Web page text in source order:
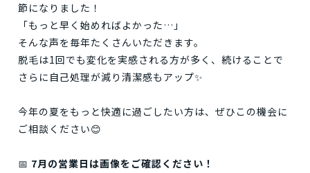
節になりました！
「もっと早く始めればよかった…」
そんな声を毎年たくさんいただきます。
脱毛は1回でも変化を実感される方が多く、続けることで
さらに自己処理が減り清潔感もアップ✨
今年の夏をもっと快適に過ごしたい方は、ぜひこの機会に
ご相談ください😊
📅 7月の営業日は画像をご確認ください！